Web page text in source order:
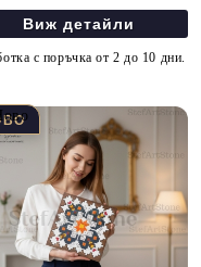
Виж детайли
с поръчка от 2 до 10 дни.